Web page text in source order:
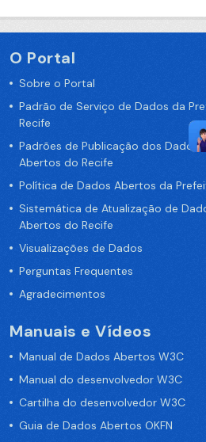
O Portal
Sobre o Portal
Padrão de Serviço de Dados da
Recife
Padrões de Publicação dos Dados
Abertos do Recife
Política de Dados Abertos da
Sistemática de Atualização de
Abertos do Recife
Visualizações de Dados
Perguntas Frequentes
Agradecimentos
Manuais e Vídeos
Manual de Dados Abertos W3C
Manual do desenvolvedor W3C
Cartilha do desenvolvedor W3C
Guia de Dados Abertos OKFN